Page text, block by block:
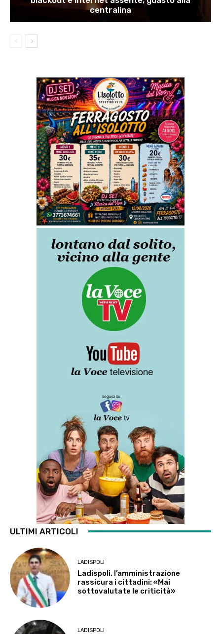
centralina
ULTIMI ARTICOLI
LADISPOLI
Ladispoli, l’amministrazione
rassicura i cittadini: «Mai
sottovalutate le criticità»
LADISPOLI